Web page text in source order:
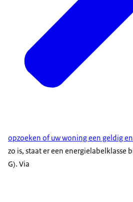
opzoeken of uw woning een geldig
zo is, staat er een energielabelklasse
G). Via